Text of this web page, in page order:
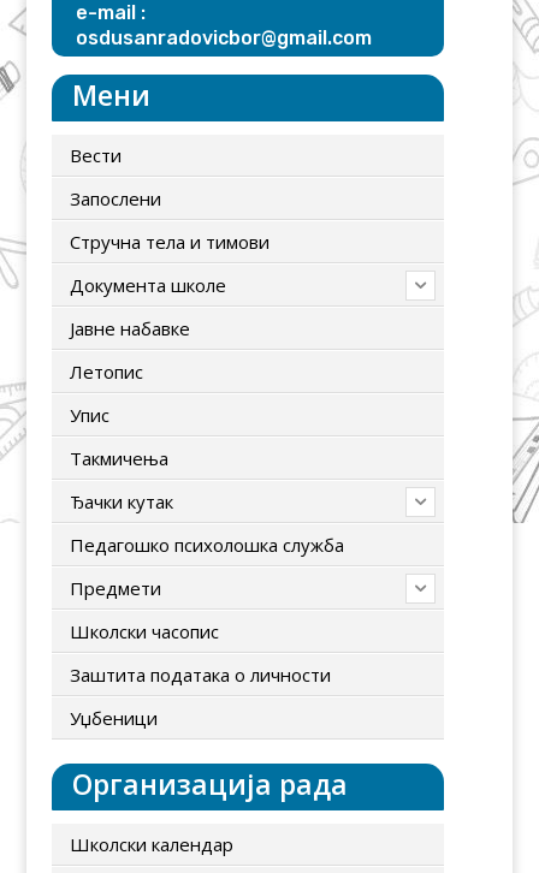
e-mail :
osdusanradovicbor@gmail.com
Мени
Вести
Запослени
Стручна тела и тимови
Документа школе
Јавне набавке
Летопис
Упис
Tакмичења
Ђачки кутак
Педагошко психолошка служба
Предмети
Школски часопис
Заштита података о личности
Уџбеници
Организација рада
Школски календар